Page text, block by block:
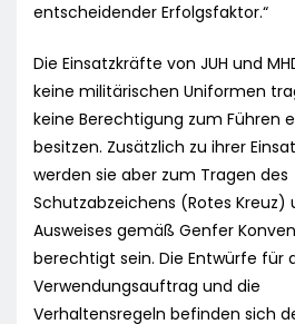
entscheidender Erfolgsfaktor.“
Die Einsatzkräfte von JUH und
keine militärischen Uniformen
keine Berechtigung zum Führen
besitzen. Zusätzlich zu ihrer
werden sie aber zum Tragen des
Schutzabzeichens (Rotes Kreuz)
Ausweises gemäß Genfer
berechtigt sein. Die Entwürfe für
Verwendungsauftrag und die
Verhaltensregeln befinden sich